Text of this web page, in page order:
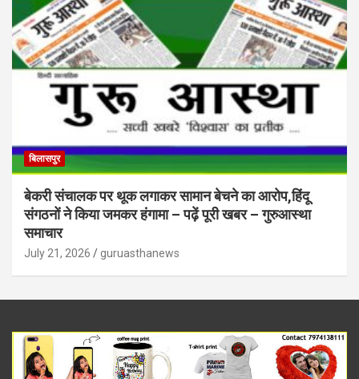
बिलासपुर
बेकरी संचालक पर थूक लगाकर सामान बेचने का आरोप,हिंदू
संगठनों ने किया जमकर हंगामा – पढ़ें पूरी खबर – गुरुआस्था
समाचार
July 21, 2026 guruasthanews